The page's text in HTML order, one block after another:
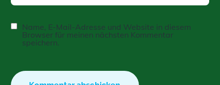
Name, E-Mail-Adresse und Website in diesem
Browser für meinen nächsten Kommentar
speichern.